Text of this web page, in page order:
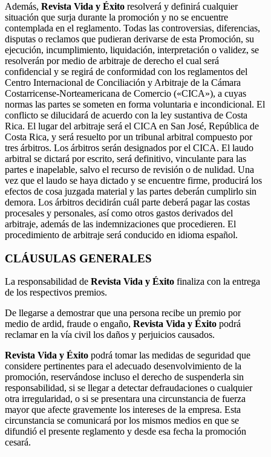
Además, Revista Vida y Éxito resolverá y definirá cualquier
situación que surja durante la promoción y no se encuentre
contemplada en el reglamento. Todas las controversias, diferencias,
disputas o reclamos que pudieran derivarse de esta Promoción, su
ejecución, incumplimiento, liquidación, interpretación o validez, se
resolverán por medio de arbitraje de derecho el cual será
confidencial y se regirá de conformidad con los reglamentos del
Centro Internacional de Conciliación y Arbitraje de la Cámara
Costarricense-Norteamericana de Comercio («CICA»), a cuyas
normas las partes se someten en forma voluntaria e incondicional. El
conflicto se dilucidará de acuerdo con la ley sustantiva de Costa
Rica. El lugar del arbitraje será el CICA en San José, República de
Costa Rica, y será resuelto por un tribunal arbitral compuesto por
tres árbitros. Los árbitros serán designados por el CICA. El laudo
arbitral se dictará por escrito, será definitivo, vinculante para las
partes e inapelable, salvo el recurso de revisión o de nulidad. Una
vez que el laudo se haya dictado y se encuentre firme, producirá los
efectos de cosa juzgada material y las partes deberán cumplirlo sin
demora. Los árbitros decidirán cuál parte deberá pagar las costas
procesales y personales, así como otros gastos derivados del
arbitraje, además de las indemnizaciones que procedieren. El
procedimiento de arbitraje será conducido en idioma español.
CLÁUSULAS GENERALES
La responsabilidad de Revista Vida y Éxito finaliza con la entrega
de los respectivos premios.
De llegarse a demostrar que una persona recibe un premio por
medio de ardid, fraude o engaño, Revista Vida y Éxito podrá
reclamar en la vía civil los daños y perjuicios causados.
Revista Vida y Éxito podrá tomar las medidas de seguridad que
considere pertinentes para el adecuado desenvolvimiento de la
promoción, reservándose incluso el derecho de suspenderla sin
responsabilidad, si se llegar a detectar defraudaciones o cualquier
otra irregularidad, o si se presentara una circunstancia de fuerza
mayor que afecte gravemente los intereses de la empresa. Esta
circunstancia se comunicará por los mismos medios en que se
difundió el presente reglamento y desde esa fecha la promoción
cesará.